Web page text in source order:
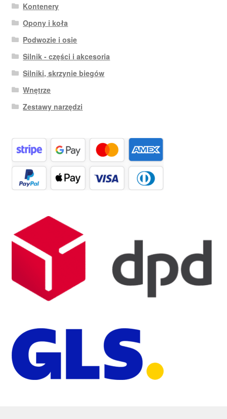
Kontenery
Opony i koła
Podwozie i osie
Silnik - części i akcesoria
Silniki, skrzynie biegów
Wnętrze
Zestawy narzędzi